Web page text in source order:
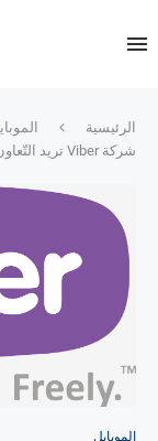
الرئيسية
شركة Viber تريد التّعاون مع مشغّلي الهواتف في إفريقيا :
الموبايل